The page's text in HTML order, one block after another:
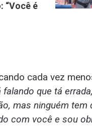
“Você é
cada vez
que tá
mas ninguém
com você e sou